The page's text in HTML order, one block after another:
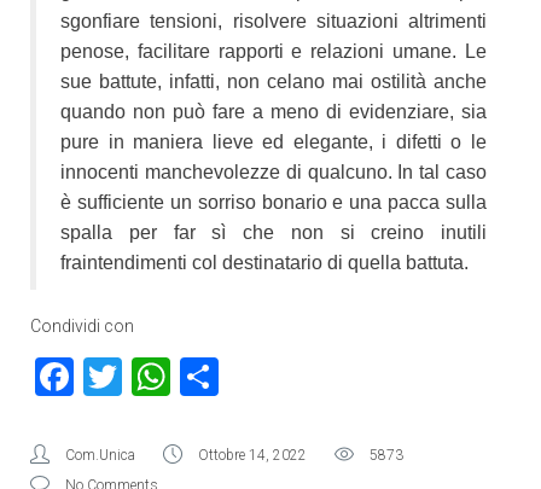
sgonfiare tensioni, risolvere situazioni altrimenti
penose, facilitare rapporti e relazioni umane. Le
sue battute, infatti, non celano mai ostilità anche
quando non può fare a meno di evidenziare, sia
pure in maniera lieve ed elegante, i difetti o le
innocenti manchevolezze di qualcuno. In tal caso
è sufficiente un sorriso bonario e una pacca sulla
spalla per far sì che non si creino inutili
fraintendimenti col destinatario di quella battuta.
Condividi con
Facebook
TwitterWhatsApp
Com.Unica Ottobre 14, 2022
5873
No Comments